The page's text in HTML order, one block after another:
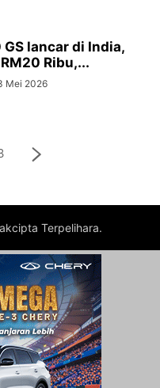
GS lancar di India,
Ribu,...
Mei 2026
Terpelihara.